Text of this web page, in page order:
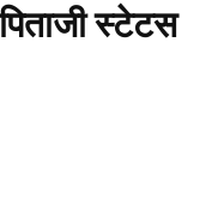
स्टेटस